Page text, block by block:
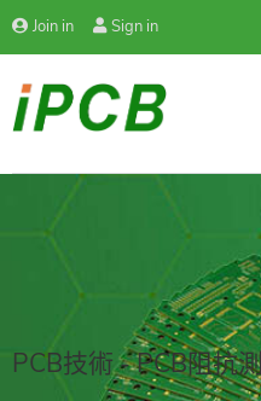
Join in Sign in
PCB技術 - PCB阻抗